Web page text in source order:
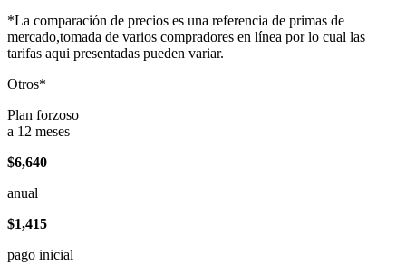
*La comparación de precios es una referencia de primas de
mercado,tomada de varios compradores en línea por lo cual las
tarifas aqui presentadas pueden variar.
Otros*
Plan forzoso
a 12 meses
$6,640
anual
$1,415
pago inicial